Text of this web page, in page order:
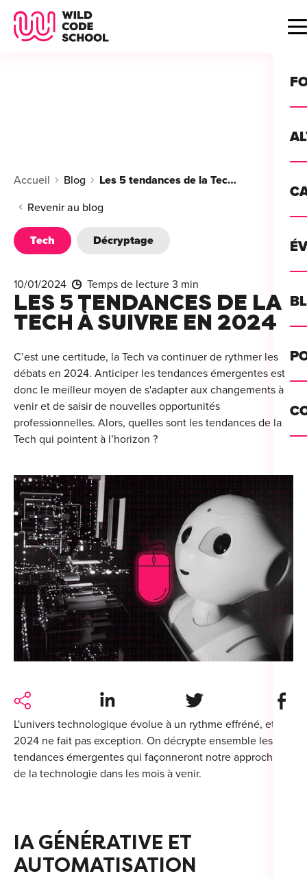
?
Accueil Blog
Les 5 tendances de la Tech à suivre en 2024
Revenir au blog
Tech Décryptage
10/01/2024 Temps de lecture 3 min
LES 5 TENDANCES DE LA
TECH À SUIVRE EN 2024
C’est une certitude, la Tech va continuer de rythmer les
débats en 2024. Anticiper les tendances émergentes est
donc le meilleur moyen de s'adapter aux changements à
venir et de saisir de nouvelles opportunités
professionnelles. Alors, quelles sont les tendances de la
Tech qui pointent à l’horizon ?
Share on LinkedIn Share on Twitter
L'univers technologique évolue à un rythme effréné, et
2024 ne fait pas exception. On décrypte ensemble les
tendances émergentes qui façonneront notre approche
de la technologie dans les mois à venir.
IA GÉNÉRATIVE ET
AUTOMATISATION